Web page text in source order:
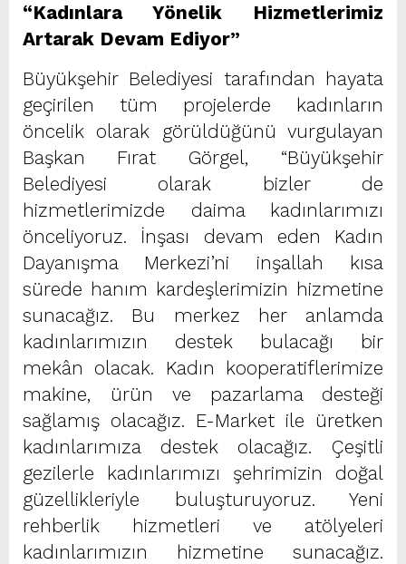
“Kadınlara Yönelik Hizmetlerimiz
Artarak Devam Ediyor”
Büyükşehir Belediyesi tarafından hayata
geçirilen tüm projelerde kadınların
öncelik olarak görüldüğünü vurgulayan
Başkan Fırat Görgel, “Büyükşehir
Belediyesi olarak bizler de
hizmetlerimizde daima kadınlarımızı
önceliyoruz. İnşası devam eden Kadın
Dayanışma Merkezi’ni inşallah kısa
sürede hanım kardeşlerimizin hizmetine
sunacağız. Bu merkez her anlamda
kadınlarımızın destek bulacağı bir
mekân olacak. Kadın kooperatiflerimize
makine, ürün ve pazarlama desteği
sağlamış olacağız. E-Market ile üretken
kadınlarımıza destek olacağız. Çeşitli
gezilerle kadınlarımızı şehrimizin doğal
güzellikleriyle buluşturuyoruz. Yeni
rehberlik hizmetleri ve atölyeleri
kadınlarımızın hizmetine sunacağız.